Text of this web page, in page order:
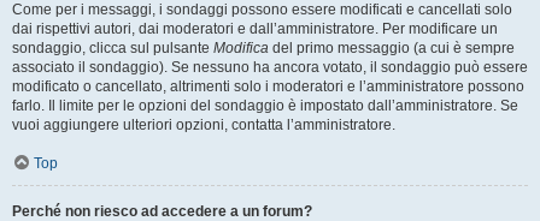
Come per i messaggi, i sondaggi possono essere modificati e cancellati solo
dai rispettivi autori, dai moderatori e dall’amministratore. Per modificare un
sondaggio, clicca sul pulsante Modifica del primo messaggio (a cui è sempre
associato il sondaggio). Se nessuno ha ancora votato, il sondaggio può essere
modificato o cancellato, altrimenti solo i moderatori e l’amministratore possono
farlo. Il limite per le opzioni del sondaggio è impostato dall’amministratore. Se
vuoi aggiungere ulteriori opzioni, contatta l’amministratore.
Top
Perché non riesco ad accedere a un forum?